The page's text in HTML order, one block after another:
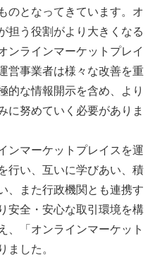
のとなってきています。オ
担う役割がより⼤きくなる
ンラインマーケットプレイ
営事業者は様々な改善を重
的な情報開⽰を含め、より
に努めていく必要がありま
ンマーケットプレイスを運
⾏い、互いに学びあい、積
、また⾏政機関とも連携す
安全・安⼼な取引環境を構
、「オンラインマーケット
ました。